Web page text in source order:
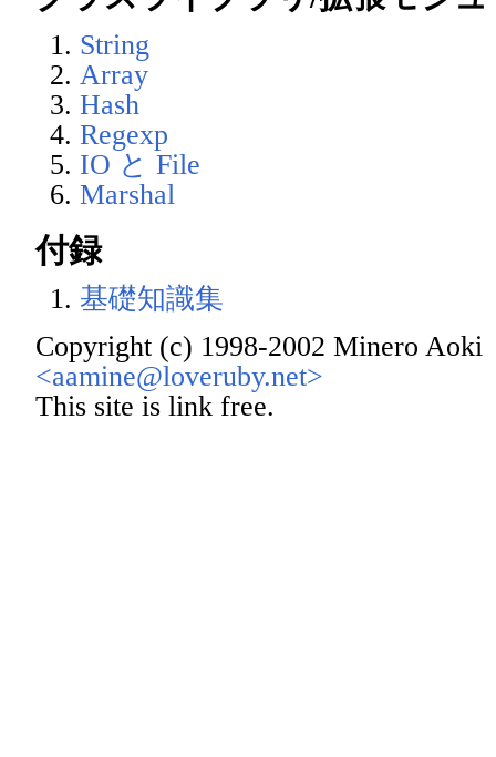
String
Array
Hash
Regexp
IO と File
Marshal
付録
基礎知識集
Copyright (c) 1998-2002 Minero Aoki
<aamine@loveruby.net>
This site is link free.